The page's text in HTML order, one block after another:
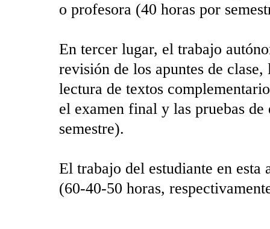
o profesora (40 horas por
En tercer lugar, el trabajo
revisión de los apuntes de
lectura de textos
el examen final y las pruebas
semestre).
El trabajo del estudiante en esta
(60-40-50 horas,